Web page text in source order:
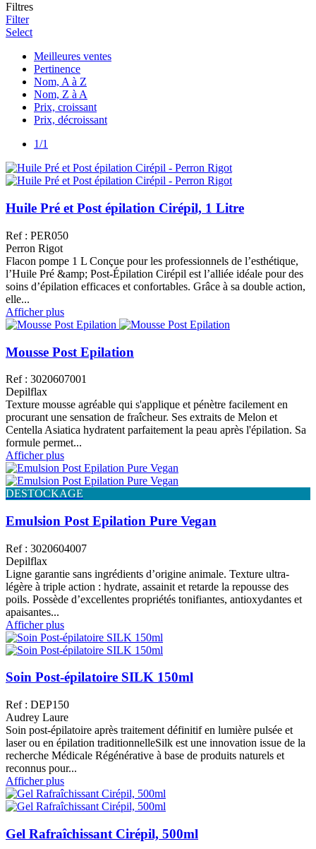
Filtres
Filter
Select
Meilleures ventes
Pertinence
Nom, A à Z
Nom, Z à A
Prix, croissant
Prix, décroissant
1/1
Huile Pré et Post épilation Cirépil, 1 Litre
Ref : PER050
Perron Rigot
Flacon pompe 1 L Conçue pour les professionnels de l’esthétique,
l’Huile Pré &amp; Post-Épilation Cirépil est l’alliée idéale pour des
soins d’épilation efficaces et confortables. Grâce à sa double action,
elle...
Afficher plus
Mousse Post Epilation
Ref : 3020607001
Depilflax
Texture mousse agréable qui s'applique et pénètre facilement en
procurant une sensation de fraîcheur. Ses extraits de Melon et
Centella Asiatica hydratent parfaitement la peau après l'épilation. Sa
formule permet...
Afficher plus
DESTOCKAGE
Emulsion Post Epilation Pure Vegan
Ref : 3020604007
Depilflax
Ligne garantie sans ingrédients d’origine animale. Texture ultra-
légère à triple action : hydrate, assainit et retarde la repousse des
poils. Possède d’excellentes propriétés tonifiantes, antioxydantes et
apaisantes...
Afficher plus
Soin Post-épilatoire SILK 150ml
Ref : DEP150
Audrey Laure
Soin post-épilatoire après traitement définitif en lumière pulsée et
laser ou en épilation traditionnelleSilk est une innovation issue de la
recherche Médicale Régénérative à base de produits naturels et
reconnus pour...
Afficher plus
Gel Rafraîchissant Cirépil, 500ml